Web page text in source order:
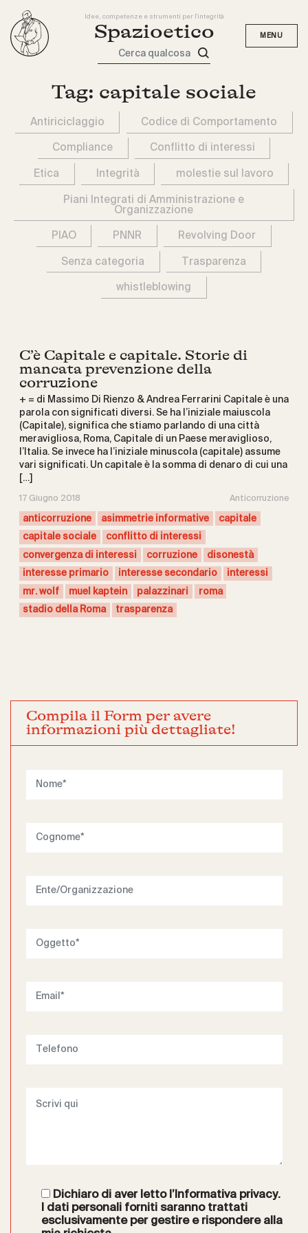
Idee, competenze e strumenti per l'integrità
Spazioetico
Cerca qualcosa
Tag: capitale sociale
Antiriciclaggio Codice di Comportamento
Compliance Conflitto di interessi
Etica Integrità molestie sul lavoro
Piani Integrati di Amministrazione e
Organizzazione
PIAO PNNR Revolving Door
Senza categoria Trasparenza
whistleblowing
C’è Capitale e capitale. Storie di
mancata prevenzione della
corruzione
+ = di Massimo Di Rienzo & Andrea Ferrarini Capitale è una
parola con significati diversi. Se ha l’iniziale maiuscola
(Capitale), significa che stiamo parlando di una città
meravigliosa, Roma, Capitale di un Paese meraviglioso,
l’Italia. Se invece ha l’iniziale minuscola (capitale) assume
vari significati. Un capitale è la somma di denaro di cui una
[…]
17 Giugno 2018 Anticorruzione
anticorruzione asimmetrie informative
capitale
capitale sociale
conflitto di interessi
convergenza di interessi
corruzione
disonestà
interesse primario
interesse secondario
interessi
mr. wolf
muel kaptein palazzinari
roma
stadio della Roma
trasparenza
Compila il Form per avere
informazioni più dettagliate!
Dichiaro di aver letto l’Informativa privacy.
I dati personali forniti saranno trattati
esclusivamente per gestire e rispondere alla